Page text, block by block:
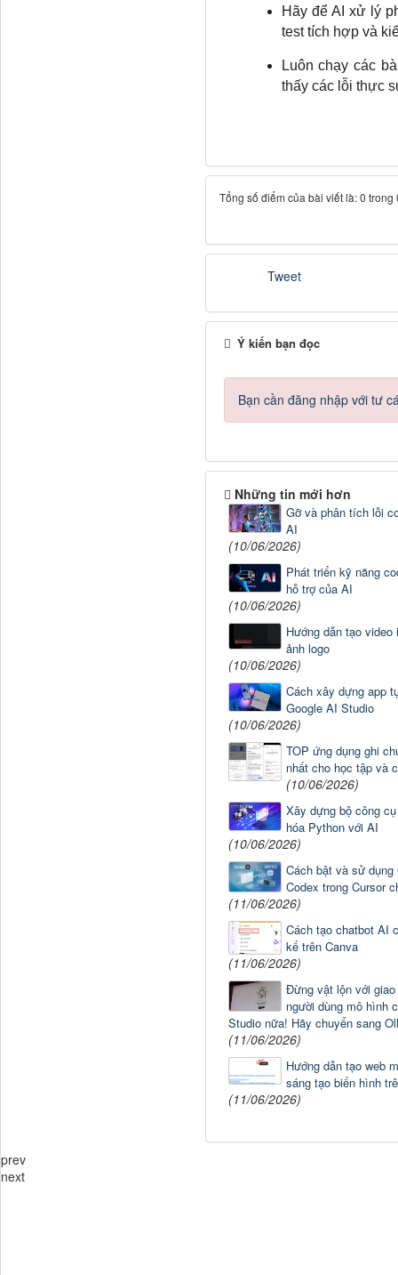
Hãy để AI xử lý
test tích hợp và
Luôn chạy các
thấy các lỗi thực
Tổng số điểm của bài viết là: 0 trong
Tweet
Ý kiến bạn đọc
Bạn cần đăng nhập với tư
Những tin mới hơn
Gỡ và phân tích lỗi
AI
(10/06/2026)
Phát triển kỹ năng
hỗ trợ của AI
(10/06/2026)
Hướng dẫn tạo video
ảnh logo
(10/06/2026)
Cách xây dựng app
Google AI Studio
(10/06/2026)
TOP ứng dụng ghi
nhất cho học tập và
(10/06/2026)
Xây dựng bộ công
hóa Python với AI
(10/06/2026)
Cách bật và sử dụng
Codex trong Cursor
(11/06/2026)
Cách tạo chatbot AI
kế trên Canva
(11/06/2026)
Đừng vật lộn với giao
người dùng mô hình
Studio nữa! Hãy chuyển sang
(11/06/2026)
Hướng dẫn tạo web
sáng tạo biến hình
(11/06/2026)
prev
next